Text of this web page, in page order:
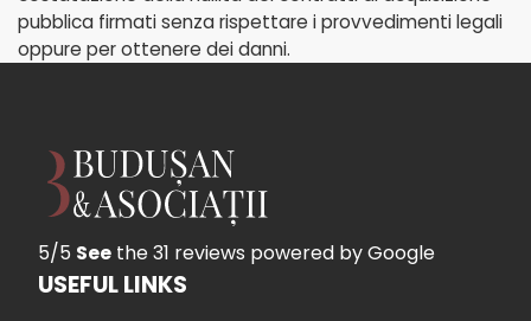
pubblica firmati senza rispettare i provvedimenti legali
oppure per ottenere dei danni.
5/5 See the 31 reviews powered by Google
USEFUL LINKS